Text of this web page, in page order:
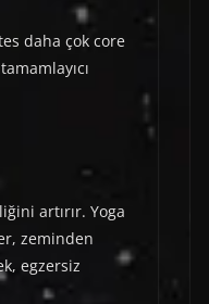
daha çok core
artırır. Yoga
zeminden
egzersiz